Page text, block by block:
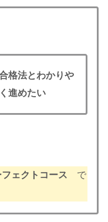
格法とわかりや
進めたい
ェクトコース で